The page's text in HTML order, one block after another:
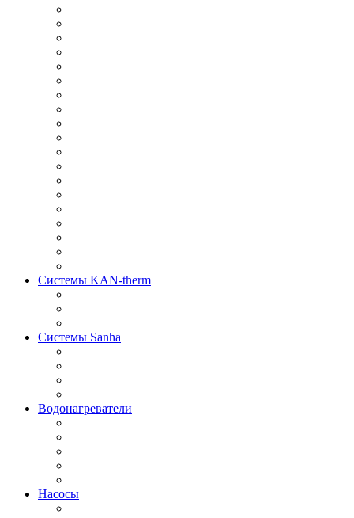
Системы KAN-therm
Системы Sanha
Водонагреватели
Насосы